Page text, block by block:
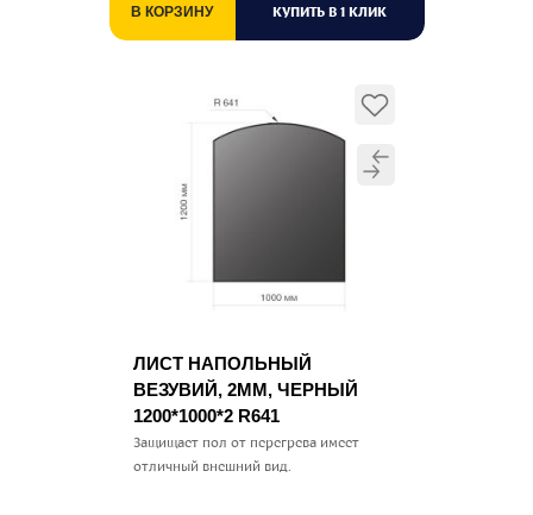
В КОРЗИНУ КУПИТЬ В 1 КЛИК
ЛИСТ НАПОЛЬНЫЙ
ВЕЗУВИЙ, 2ММ, ЧЕРНЫЙ
1200*1000*2 R641
Защищает пол от перегрева имеет
отличный внешний вид.